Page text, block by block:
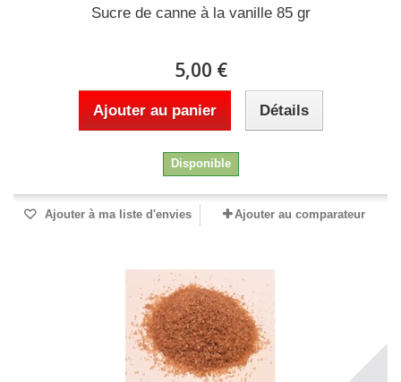
Sucre de canne à la vanille 85 gr
5,00 €
Ajouter au panier Détails
Disponible
Ajouter à ma liste d'envies Ajouter au comparateur